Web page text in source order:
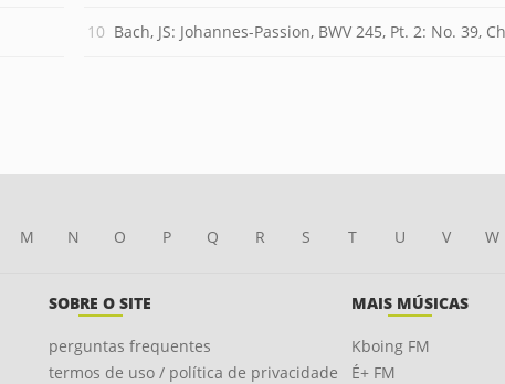
Bach, JS: Johannes-Passion, BWV 245, Pt. 2: No. 39, Chor. "Ruht
M N O P Q R S T U V W
SOBRE O SITE
perguntas frequentes
termos de uso / política de privacidade
MAIS MÚSICAS
Kboing FM
É+ FM